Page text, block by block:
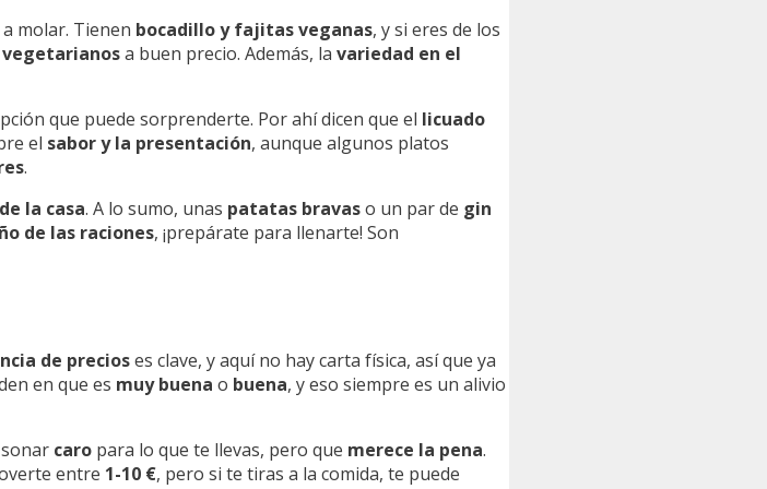
molar. Tienen bocadillo y fajitas veganas, y si eres de los
a buen precio. Además, la variedad en el
que puede sorprenderte. Por ahí dicen que el licuado
el sabor y la presentación, aunque algunos platos
.
la casa. A lo sumo, unas patatas bravaso un par de gin
de las raciones, ¡prepárate para llenarte! Son
de precioses clave, y aquí no hay carta física, así que ya
en que es muy buena o buena, y eso siempre es un alivio
caro para lo que te llevas, pero que merece la pena.
entre 1-10 €, pero si te tiras a la comida, te puede